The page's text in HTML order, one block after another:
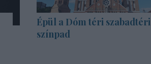
Épül a Dóm téri szabadtéri
színpad